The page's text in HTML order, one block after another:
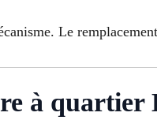
Le
à